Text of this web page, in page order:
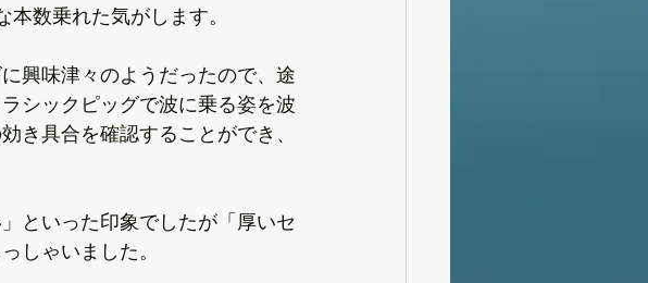
数乗れた気がします。
興味津々のようだったので、途
シックピッグで波に乗る姿を波
き具合を確認することができ、
といった印象でしたが「厚いセ
しゃいました。